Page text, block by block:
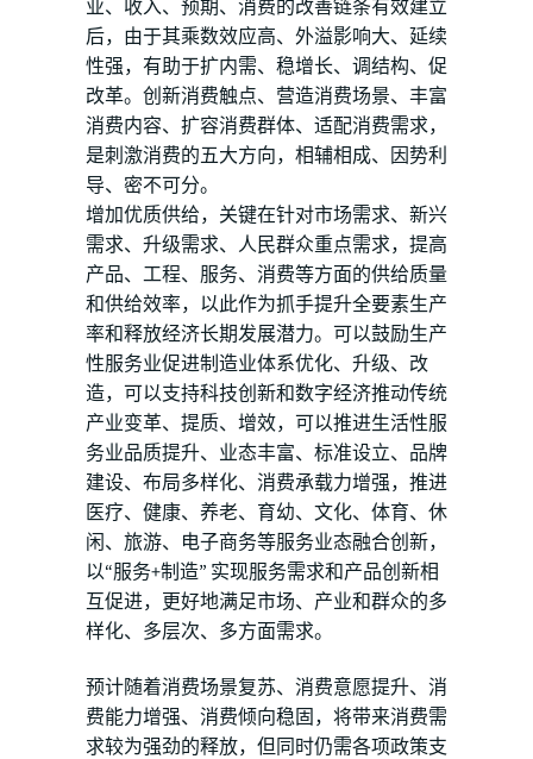
业、收入、预期、消费的改善链条有效建立
后，由于其乘数效应高、外溢影响大、延续
性强，有助于扩内需、稳增长、调结构、促
改革。创新消费触点、营造消费场景、丰富
消费内容、扩容消费群体、适配消费需求，
是刺激消费的五大方向，相辅相成、因势利
导、密不可分。
增加优质供给，关键在针对市场需求、新兴
需求、升级需求、人民群众重点需求，提高
产品、工程、服务、消费等方面的供给质量
和供给效率，以此作为抓手提升全要素生产
率和释放经济长期发展潜力。可以鼓励生产
性服务业促进制造业体系优化、升级、改
造，可以支持科技创新和数字经济推动传统
产业变革、提质、增效，可以推进生活性服
务业品质提升、业态丰富、标准设立、品牌
建设、布局多样化、消费承载力增强，推进
医疗、健康、养老、育幼、文化、体育、休
闲、旅游、电子商务等服务业态融合创新，
以“服务+制造” 实现服务需求和产品创新相
互促进，更好地满足市场、产业和群众的多
样化、多层次、多方面需求。
预计随着消费场景复苏、消费意愿提升、消
费能力增强、消费倾向稳固，将带来消费需
求较为强劲的释放，但同时仍需各项政策支